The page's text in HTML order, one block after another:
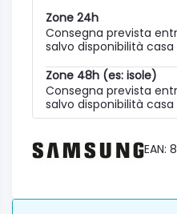
Zone 24h
Consegna prevista
salvo disponibilità
Zone 48h (es: isole)
Consegna prevista
salvo disponibilità
EAN: